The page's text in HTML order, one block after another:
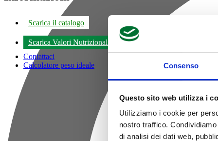
Consenso
Questo sito web utilizza i
Utilizziamo i cookie per
nostro traffico.
di analisi dei dati web,
Scarica il catalogo
Scarica Valori Nutrizionali
Contattaci
Calcolatore peso ideale